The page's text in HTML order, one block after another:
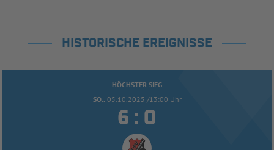
HISTORISCHE EREIGNISSE
HÖCHSTER SIEG
SO.. 05.10.2025 /13:00 Uhr
 : 